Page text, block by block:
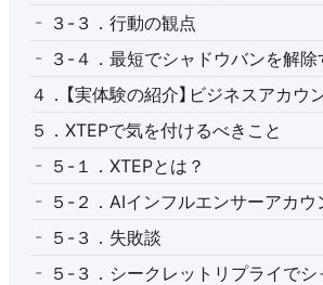
３-３．行動の観点
３-４．最短でシャドウバンを解除
４．【実体験の紹介】ビジネスアカ
５．XTEPで気を付けるべきこと
５-１．XTEPとは？
５-２．AIインフルエンサーアカウ
５-３．失敗談
５-３．シークレットリプライで